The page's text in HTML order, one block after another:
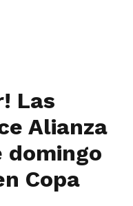
Las
Alianza
domingo
Copa